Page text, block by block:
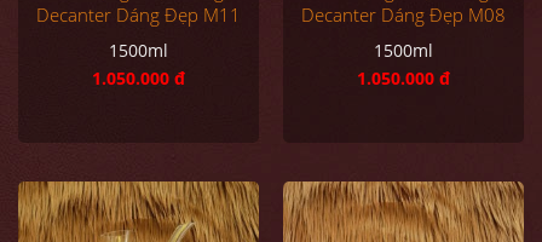
Decanter Dáng Đẹp M11
1500ml
1.050.000 đ
Decanter Dáng Đẹp M08
1500ml
1.050.000 đ